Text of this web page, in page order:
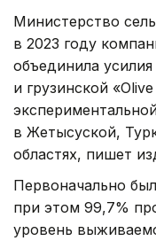
Министерство
в 2023 году
объединила
и грузинской
в Жетысуской,
областях, пишет
Первоначально
при этом 99,7%
уровень